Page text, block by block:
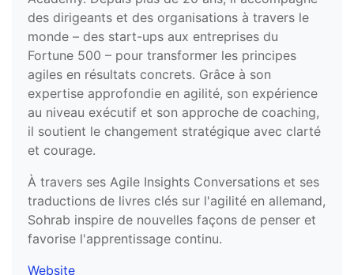
des dirigeants et des organisations à travers le
monde – des start-ups aux entreprises du
Fortune 500 – pour transformer les principes
agiles en résultats concrets. Grâce à son
expertise approfondie en agilité, son expérience
au niveau exécutif et son approche de coaching,
il soutient le changement stratégique avec clarté
et courage.
À travers ses Agile Insights Conversations et ses
traductions de livres clés sur l'agilité en allemand,
Sohrab inspire de nouvelles façons de penser et
favorise l'apprentissage continu.
Website